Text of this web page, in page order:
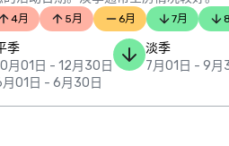
4月 5月 6月 7月
季
月01日 - 12月30日
01日 - 6月30日
淡季
7月01日 - 9月